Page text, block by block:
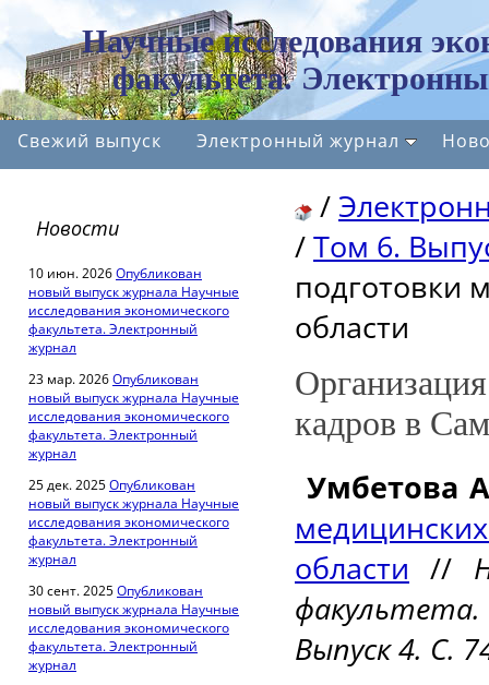
Научные исследования
факультета.
Свежий выпуск Электронный журнал
Новости
10 июн. 2026Опубликован
новый выпуск журнала Научные
исследования экономического
факультета. Электронный
журнал
23 мар. 2026Опубликован
новый выпуск журнала Научные
исследования экономического
факультета. Электронный
журнал
25 дек. 2025Опубликован
новый выпуск журнала Научные
исследования экономического
факультета. Электронный
журнал
30 сент. 2025Опубликован
новый выпуск журнала Научные
исследования экономического
факультета. Электронный
журнал
/
/Том 6.
подготовки
области
кадров в
Умбетова
области //
Выпуск 4. С.